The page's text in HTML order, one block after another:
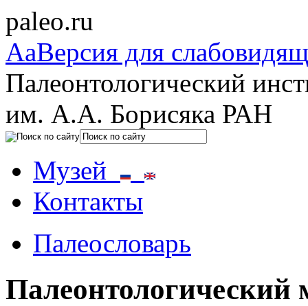
paleo.ru
AaВерсия для
Палеонтологический
им. А.А. Борисяка РАН
Музей
Контакты
Палеословарь
Палеонтологический